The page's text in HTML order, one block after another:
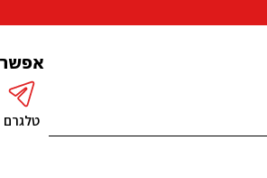
אפשר
טלגרם